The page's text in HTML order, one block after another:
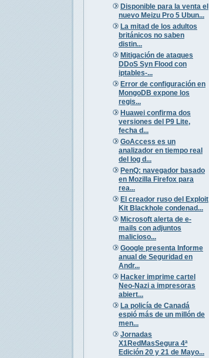
Disponible para la venta el
nuevo Meizu Pro 5 Ubun...
La mitad de los adultos
británicos no saben
distin...
Mitigación de ataques
DDoS Syn Flood con
iptables-...
Error de configuración en
MongoDB expone los
regis...
Huawei confirma dos
versiones del P9 Lite,
fecha d...
GoAccess es un
analizador en tiempo real
del log d...
PenQ: navegador basado
en Mozilla Firefox para
rea...
El creador ruso del Exploit
Kit Blackhole condenad...
Microsoft alerta de e-
mails con adjuntos
malicioso...
Google presenta Informe
anual de Seguridad en
Andr...
Hacker imprime cartel
Neo-Nazi a impresoras
abiert...
La policía de Canadá
espió más de un millón de
men...
Jornadas
X1RedMasSegura 4ª
Edición 20 y 21 de Mayo...